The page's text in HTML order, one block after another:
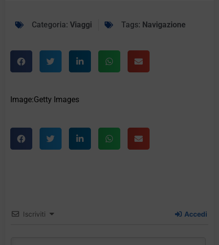
Categoria: Viaggi Tags: Navigazione
Image:Getty Images
Iscriviti Accedi